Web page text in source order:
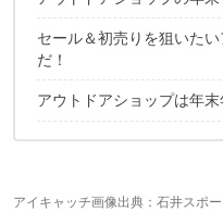
セール＆初売りを狙いた
だ！
コールマン
A&F
アウトドアショップは年末
アイキャッチ画像出典： 石井スポ